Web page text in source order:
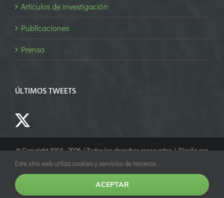
Artículos de investigación
Publicaciones
Prensa
ÚLTIMOS TWEETS
© Copyright 1994 -2026 | Todos los derechos reservados | Diseño por
Empower Marketing
Facebook YouTube
Este sitio web utiliza cookies y servicios de terceros.
ACEPTAR